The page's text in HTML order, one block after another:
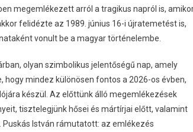
megemlékezett arról a tragikus napról is,
felidézte az 1989. június 16-i újratemetést is,
vonult be a magyar történelembe.
olyan szimbolikus jelentőségű nap, amely
mindez különösen fontos a 2026-os évben,
készül. Az előttünk álló megemlékezések
tisztelegjünk hősei és mártírjai előtt, valamint
István rámutatott: az emlékezés